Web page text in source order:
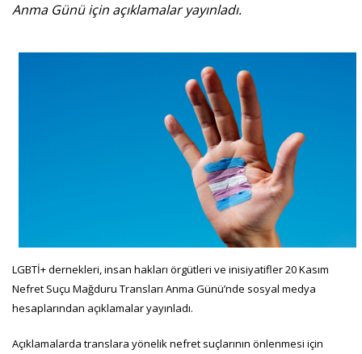
Anma Günü için açıklamalar yayınladı.
LGBTİ+ dernekleri, insan hakları örgütleri ve inisiyatifler 20 Kasım
Nefret Suçu Mağduru Transları Anma Günü’nde sosyal medya
hesaplarından açıklamalar yayınladı.
Açıklamalarda translara yönelik nefret suçlarının önlenmesi için